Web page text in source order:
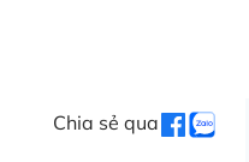
Chia sẻ qua